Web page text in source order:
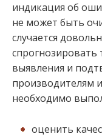
индикация об
не может быть
случается
спрогнозировать
выявления и
производителям
необходимо
оценить